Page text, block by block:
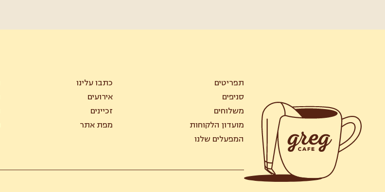
תפריטים
סניפים
משלוחים
מועדון הלקוחות
המפעלים שלנו
כתבו עלינו
אירועים
זכיינים
מפת אתר